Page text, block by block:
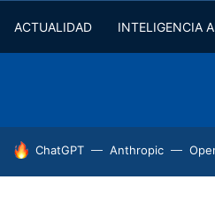
ACTUALIDAD INTELIGENCIA
HOY SE HABLA DE
ChatGPT Anthropic